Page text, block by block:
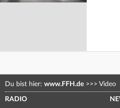
Du bist hier: www.FFH.de >>> Video
RADIO